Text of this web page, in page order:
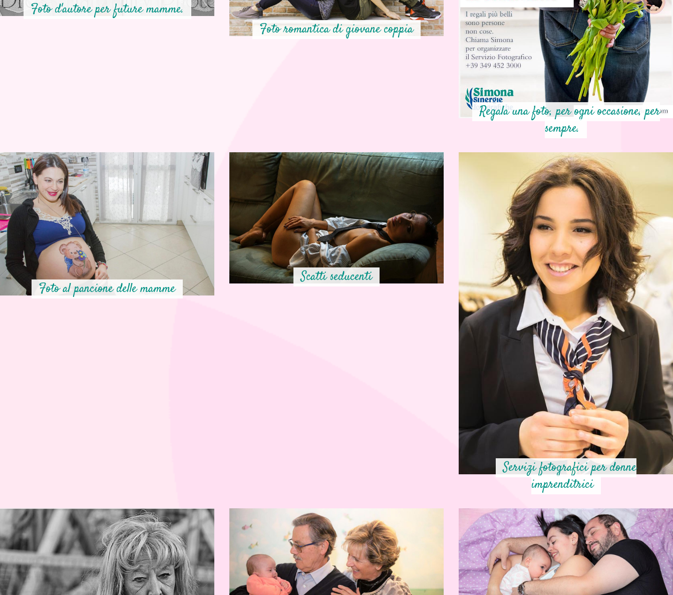
Foto d'autore per future mamme.
Foto romantica di giovane coppia
Regala una foto, per ogni occasione, per
sempre.
Foto al pancione delle mamme
Scatti seducenti
Servizi fotografici per donne
imprenditrici